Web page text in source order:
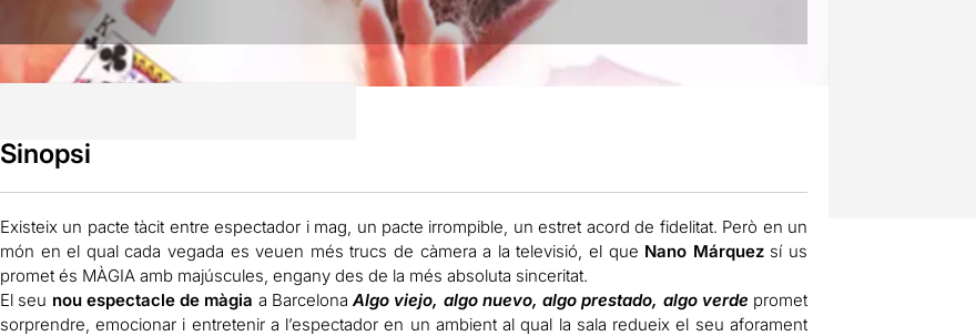
Sinopsi
Existeix un pacte tàcit entre espectador i mag, un pacte irrompible, un estret acord de fidelitat. Però en un
món en el qual cada vegada es veuen més trucs de càmera a la televisió, el que Nano Márquezsí us
promet és MÀGIA amb majúscules, engany des de la més absoluta sinceritat.
El seu nou espectacle de màgia a BarcelonaAlgo viejo, algo nuevo, algo prestado, algo verde promet
sorprendre, emocionar i entretenir a l’espectador en un ambient al qual la sala redueix el seu aforament